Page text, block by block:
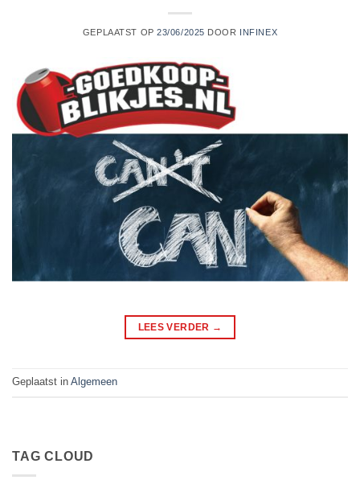
GEPLAATST OP23/06/2025 DOOR INFINEX
LEES VERDER →
Geplaatst in Algemeen
TAG CLOUD